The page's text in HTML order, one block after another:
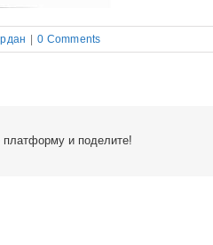
0 Comments
платформу и поделите!